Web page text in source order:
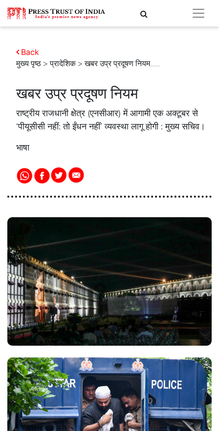
मुख्य पृष्ठ >प्रादेशिक> खबर उप्र प्रदूषण नियम.....
Back
खबर उप्र प्रदूषण नियम
राष्ट्रीय राजधानी क्षेत्र (एनसीआर) में आगामी एक अक्टूबर से
‘पीयूसीसी नहीं: तो ईंधन नहीं’ व्यवस्था लागू होगी : मुख्य सचिव।
भाषा